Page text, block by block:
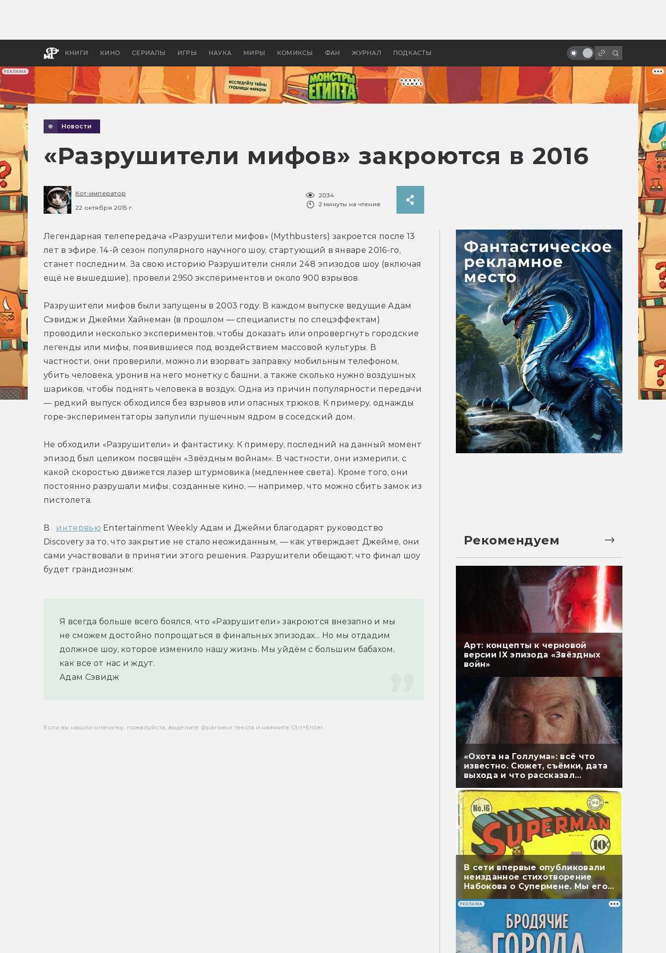
РЕКЛАМА
КНИГИ КИНО СЕРИАЛЫ ИГРЫ НАУКА МИРЫ КОМИКСЫ ФАН ЖУРНАЛ ПОДКАСТЫ
апокалипсис, в России —
бы «Властелина колец»
комедию
Новости
«Разрушители мифов» закроются в 2016
Кот-император
22 октября 2015 г.
2034
2 минуты на чтение
Легендарная телепередача «Разрушители мифов» (Mythbusters) закроется после 13
лет в эфире. 14-й сезон популярного научного шоу, стартующий в январе 2016-го,
станет последним. За свою историю Разрушители сняли 248 эпизодов шоу (включая
ещё не вышедшие), провели 2950 экспериментов и около 900 взрывов.
Разрушители мифов были запущены в 2003 году. В каждом выпуске ведущие Адам
Сэвидж и Джейми Хайнеман (в прошлом — специалисты по спецэффектам)
проводили несколько экспериментов, чтобы доказать или опровергнуть городские
легенды или мифы, появившиеся под воздействием массовой культуры. В
частности, они проверили, можно ли взорвать заправку мобильным телефоном,
убить человека, уронив на него монетку с башни, а также сколько нужно воздушных
шариков, чтобы поднять человека в воздух. Одна из причин популярности передачи
— редкий выпуск обходился без взрывов или опасных трюков. К примеру, однажды
горе-экспериментаторы запулили пушечным ядром в соседский дом.
Не обходили «Разрушители» и фантастику. К примеру, последний на данный момент
эпизод был целиком посвящён «Звёздным войнам». В частности, они измерили, с
какой скоростью движется лазер штурмовика (медленнее света). Кроме того, они
постоянно разрушали мифы, созданные кино, — например, что можно сбить замок из
пистолета.
В интервью Entertainment Weekly Адам и Джейми благодарят руководство
Discovery за то, что закрытие не стало неожиданным, — как утверждает Джейме, они
сами участвовали в принятии этого решения. Разрушители обещают, что финал шоу
будет грандиозным:
Я всегда больше всего боялся, что «Разрушители» закроются внезапно и мы
не сможем достойно попрощаться в финальных эпизодах... Но мы отдадим
должное шоу, которое изменило нашу жизнь. Мы уйдём с большим бабахом,
как все от нас и ждут.
Адам Сэвидж
Если вы нашли опечатку, пожалуйста, выделите фрагмент текста и нажмите Ctrl+Enter.
Рекомендуем
Арт: концепты к черновой
версии IX эпизода «Звёздных
войн»
«Охота на Голлума»: всё что
известно. Сюжет, съёмки, дата
выхода и что рассказал
В сети впервые опубликовали
неизданное стихотворение
Набокова о Супермене. Мы его
перевели
РЕКЛАМА